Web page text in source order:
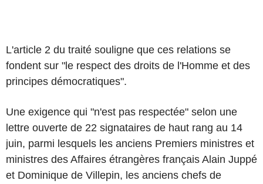
L'article 2 du traité souligne que ces relations se
fondent sur "le respect des droits de l'Homme et des
principes démocratiques".
Une exigence qui "n'est pas respectée" selon une
lettre ouverte de 22 signataires de haut rang au 14
juin, parmi lesquels les anciens Premiers ministres et
ministres des Affaires étrangères français Alain Juppé
et Dominique de Villepin, les anciens chefs de